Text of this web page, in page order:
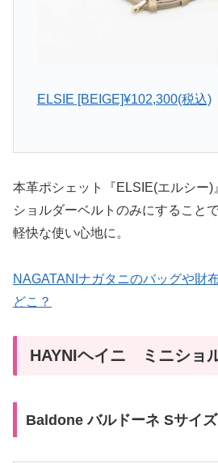
ELSIE [BEIGE]¥102,300(税込)
本革ポシェット『ELSIE(エルシー)
ショルダーベルトのみにすること
軽快な使い心地に。
NAGATANIナガタニのバッグや財
どこ？
HAYNIヘイニ ミニショ
Baldone バルドーネ Sサイズ